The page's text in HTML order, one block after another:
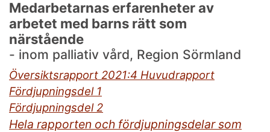
Medarbetarnas erfarenheter av
arbetet med barns rätt som
närstående
- inom palliativ vård, Region Sörmland
Översiktsrapport 2021:4 Huvudrapport
Fördjupningsdel 1
Fördjupningsdel 2
Hela rapporten och fördjupningsdelar som